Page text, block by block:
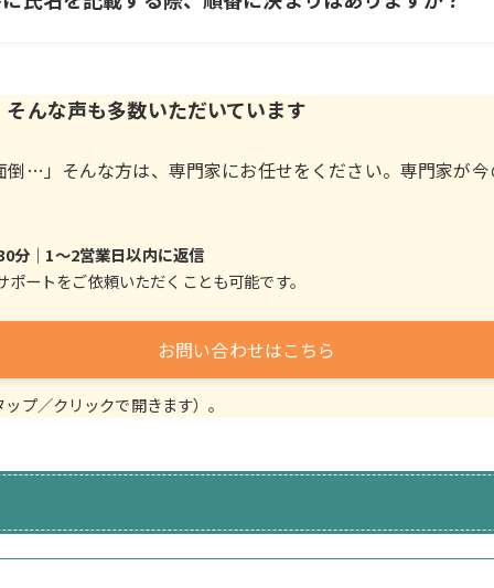
んな声も多数いただいています
…」そんな方は、専門家にお任せをください。専門家が
分｜1～2営業日以内に返信
ートをご依頼いただくことも可能です。
お問い合わせはこちら
ップ／クリックで開きます）。